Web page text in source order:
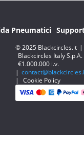
Pneumatici
© 2025 Blackcircles.it |
Blackcircles Italy
€1.000.000 i.v.
|
|
Cookie Policy